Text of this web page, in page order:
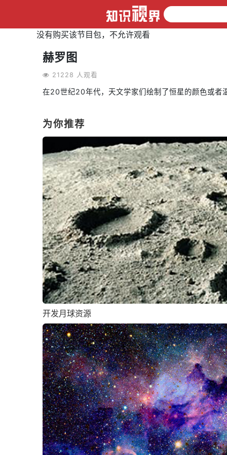
没有购买该节目包，不允许观看
赫罗图
21228 人观看
在20世纪20年代，天文学家们绘制了恒星的颜色或者
为你推荐
开发月球资源